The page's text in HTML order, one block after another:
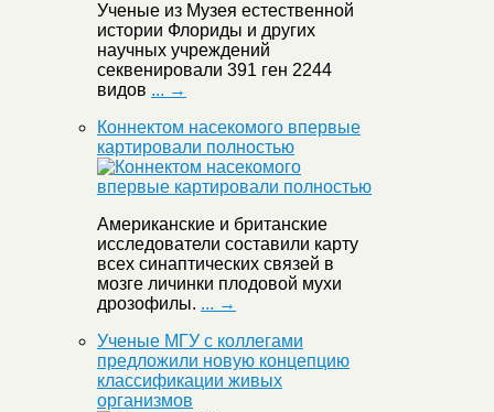
Ученые из Музея естественной
истории Флориды и других
научных учреждений
секвенировали 391 ген 2244
видов ... →
Коннектом насекомого впервые
картировали полностью
Американские и британские
исследователи составили карту
всех синаптических связей в
мозге личинки плодовой мухи
дрозофилы. ... →
Ученые МГУ с коллегами
предложили новую концепцию
классификации живых
организмов